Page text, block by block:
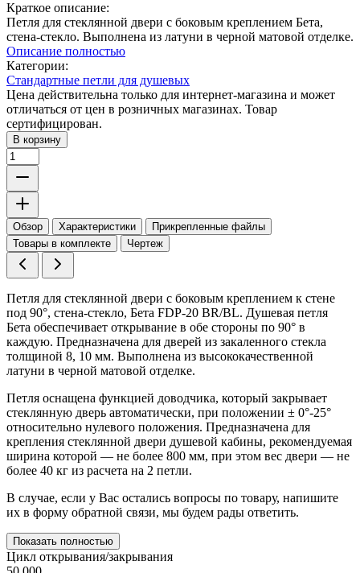
Краткое описание:
Петля для стеклянной двери с боковым креплением Бета,
стена-стекло. Выполнена из латуни в черной матовой отделке.
Описание полностью
Категории:
Стандартные петли для душевых
Цена действительна только для интернет-магазина и может
отличаться от цен в розничных магазинах. Товар
сертифицирован.
В корзину
Обзор Характеристики
Прикрепленные файлы
Товары в комплекте
Чертеж
Петля для стеклянной двери с боковым креплением к стене
под 90°, стена-стекло, Бета FDP-20 BR/BL. Душевая петля
Бета обеспечивает открывание в обе стороны по 90° в
каждую. Предназначена для дверей из закаленного стекла
толщиной 8, 10 мм. Выполнена из высококачественной
латуни в черной матовой отделке.
Петля оснащена функцией доводчика, который закрывает
стеклянную дверь автоматически, при положении ± 0°-25°
относительно нулевого положения. Предназначена для
крепления стеклянной двери душевой кабины, рекомендуемая
ширина которой — не более 800 мм, при этом вес двери — не
более 40 кг из расчета на 2 петли.
В случае, если у Вас остались вопросы по товару, напишите
их в форму обратной связи, мы будем рады ответить.
Показать полностью
Цикл открывания/закрывания